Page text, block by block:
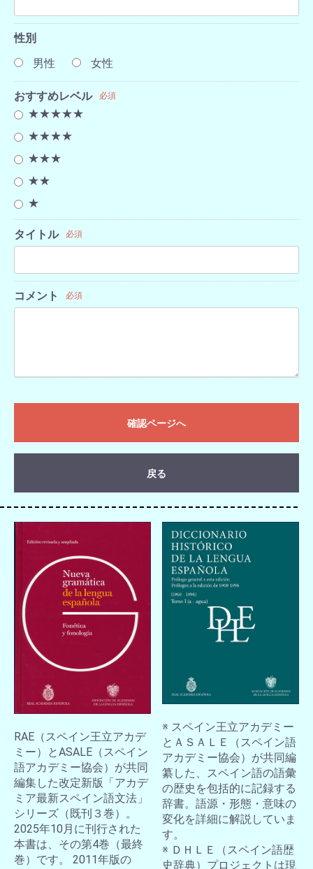
性別
男性
女性
おすすめレベル 必須
★★★★★
★★★★
★★★
★★
★
タイトル 必須
コメント 必須
確認ページへ
戻る
RAE（スペイン王立アカデ
ミー）とASALE（スペイン
語アカデミー協会）が共同
編集した改定新版「アカデ
ミア最新スペイン語文法」
シリーズ（既刊３巻）。
2025年10月に刊行された
本書は、その第4巻（最終
巻）です。 2011年版の
※ スペイン王立アカデミー
とＡＳＡＬＥ（スペイン語
アカデミー協会）が共同編
纂した、スペイン語の語彙
の歴史を包括的に記録する
辞書。語源・形態・意味の
変化を詳細に解説していま
す。
※ ＤＨＬＥ（スペイン語歴
史辞典）プロジェクトは現